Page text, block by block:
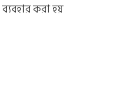
করা হয়